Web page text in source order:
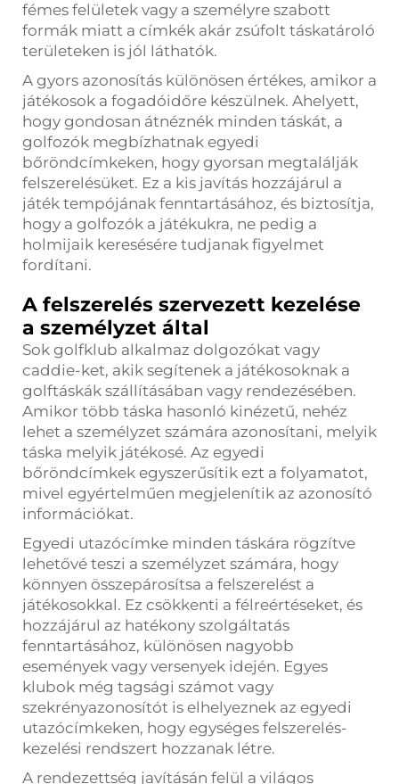
fémes felületek vagy a személyre szabott
formák miatt a címkék akár zsúfolt táskatároló
területeken is jól láthatók.
A gyors azonosítás különösen értékes, amikor a
játékosok a fogadóidőre készülnek. Ahelyett,
hogy gondosan átnéznék minden táskát, a
golfozók megbízhatnak egyedi
bőröndcímkeken, hogy gyorsan megtalálják
felszerelésüket. Ez a kis javítás hozzájárul a
játék tempójának fenntartásához, és biztosítja,
hogy a golfozók a játékukra, ne pedig a
holmijaik keresésére tudjanak figyelmet
fordítani.
A felszerelés szervezett kezelése
a személyzet által
Sok golfklub alkalmaz dolgozókat vagy
caddie-ket, akik segítenek a játékosoknak a
golftáskák szállításában vagy rendezésében.
Amikor több táska hasonló kinézetű, nehéz
lehet a személyzet számára azonosítani, melyik
táska melyik játékosé. Az egyedi
bőröndcímkek egyszerűsítik ezt a folyamatot,
mivel egyértelműen megjelenítik az azonosító
információkat.
Egyedi utazócímke minden táskára rögzítve
lehetővé teszi a személyzet számára, hogy
könnyen összepárosítsa a felszerelést a
játékosokkal. Ez csökkenti a félreértéseket, és
hozzájárul az hatékony szolgáltatás
fenntartásához, különösen nagyobb
események vagy versenyek idején. Egyes
klubok még tagsági számot vagy
szekrényazonosítót is elhelyeznek az egyedi
utazócímkeken, hogy egységes felszerelés-
kezelési rendszert hozzanak létre.
A rendezettség javításán felül a világos